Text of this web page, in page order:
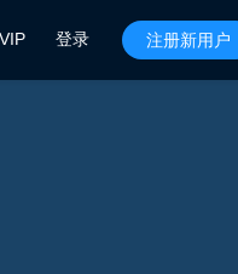
登录 注册新用户